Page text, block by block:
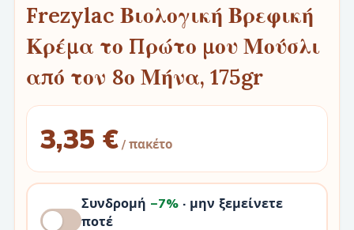
Frezylac Βιολογική Βρεφική
Κρέμα το Πρώτο μου Μούσλι
από τον 8ο Μήνα, 175gr
3,35 € / πακέτο
Συνδρομή −7%· μην ξεμείνετε
ποτέ